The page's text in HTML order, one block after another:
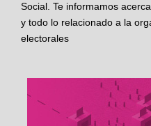
Social. Te informamos
y todo lo relacionado a la
electorales